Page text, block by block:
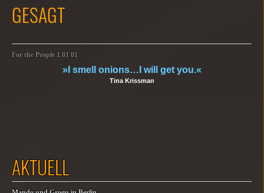
GESAGT
For the People 1.01 01
»I smell onions…I will get you.«
Tina Krissman
AKTUELL